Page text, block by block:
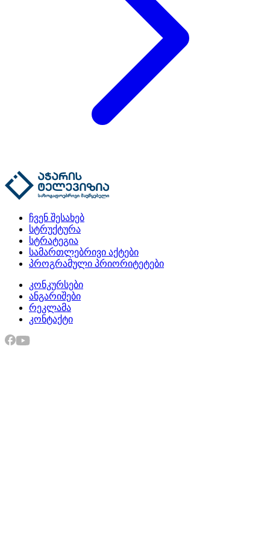
ჩვენ შესახებ
სტრუქტურა
სტრატეგია
სამართლებრივი აქტები
პროგრამული პრიორიტეტები
კონკურსები
ანგარიშები
რეკლამა
კონტაქტი